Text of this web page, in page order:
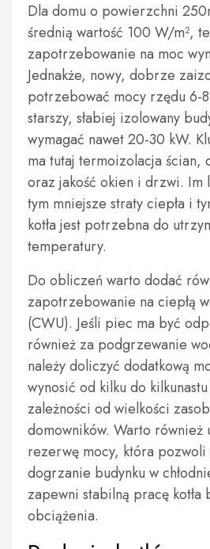
Dla domu o powierzchni
średnią wartość 100 W/m²,
zapotrzebowanie na moc
Jednakże, nowy, dobrze
potrzebować mocy rzędu 6-
starszy, słabiej izolowany
wymagać nawet 20-30 kW.
ma tutaj termoizolacja ścian,
oraz jakość okien i drzwi. Im
tym mniejsze straty ciepła i
kotła jest potrzebna do
temperatury.
Do obliczeń warto dodać
zapotrzebowanie na ciepłą
(CWU). Jeśli piec ma być
również za podgrzewanie
należy doliczyć dodatkową
wynosić od kilku do
zależności od wielkości
domowników. Warto również
rezerwę mocy, która pozwoli
dogrzanie budynku w
zapewni stabilną pracę
obciążenia.